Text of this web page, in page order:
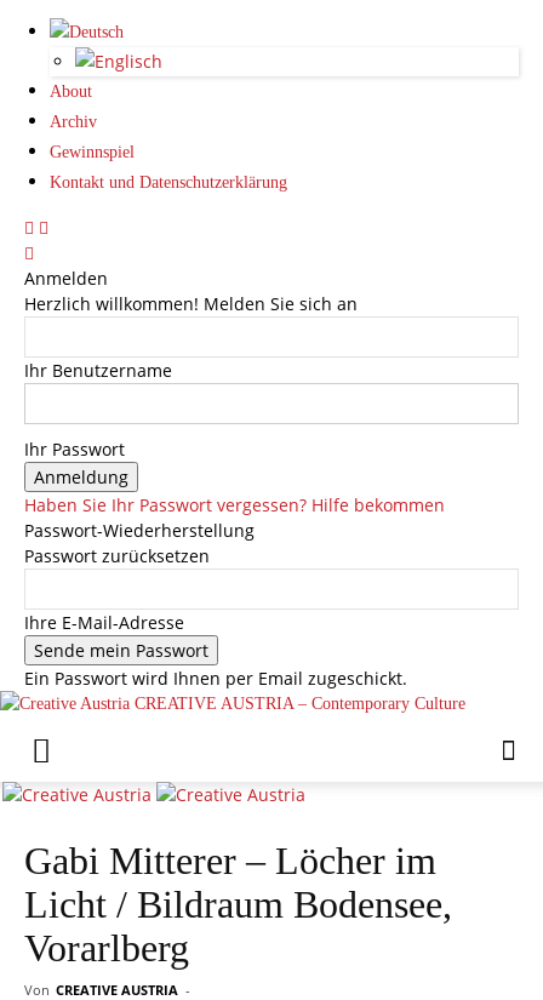
About
Archiv
Gewinnspiel
Kontakt und Datenschutzerklärung
Anmelden
Herzlich willkommen! Melden Sie sich an
Ihr Benutzername
Ihr Passwort
Haben Sie Ihr Passwort vergessen? Hilfe bekommen
Passwort-Wiederherstellung
Passwort zurücksetzen
Ihre E-Mail-Adresse
Ein Passwort wird Ihnen per Email zugeschickt.
CREATIVE AUSTRIA – Contemporary Culture
Gabi Mitterer – Löcher im
Licht / Bildraum Bodensee,
Vorarlberg
Von CREATIVE AUSTRIA -